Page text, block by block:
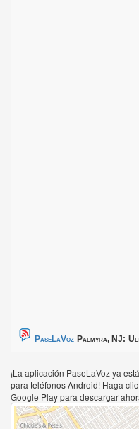
PaseLaVoz Palmyra, NJ:
¡La aplicación PaseLaVoz ya
para teléfonos Android! Haga
Google Play para descargar